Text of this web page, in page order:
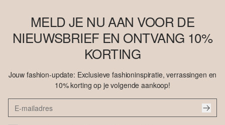
MELD JE NU AAN VOOR DE
NIEUWSBRIEF EN ONTVANG 10%
KORTING
Jouw fashion-update: Exclusieve fashioninspiratie, verrassingen en
10% korting op je volgende aankoop!